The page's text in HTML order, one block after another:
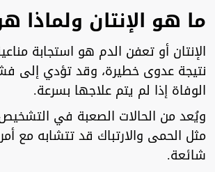
ما هو الإنتان ولماذا
الإنتان أو تعفن الدم هو استجابة
نتيجة عدوى خطيرة، وقد تؤدي إلى
الوفاة إذا لم يتم علاجها بسرعة.
ويُعد من الحالات الصعبة في
مثل الحمى والارتباك قد تتشابه مع
شائعة.